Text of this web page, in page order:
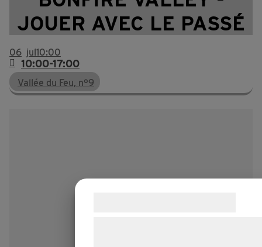
JOUER AVEC LE PASSÉ
06 jul10:00
10:00-17:00
Vallée du Feu, n°9